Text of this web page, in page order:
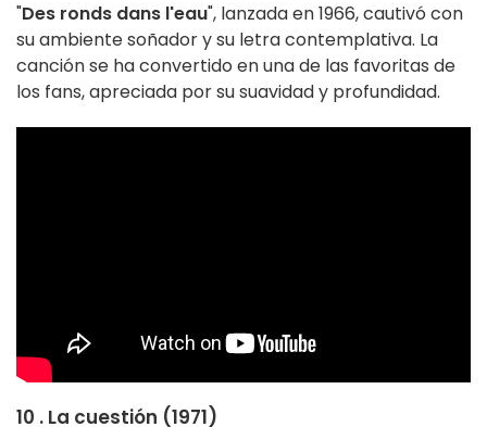
"Des ronds dans l'eau", lanzada en 1966, cautivó con
su ambiente soñador y su letra contemplativa. La
canción se ha convertido en una de las favoritas de
los fans, apreciada por su suavidad y profundidad.
10 . La cuestión (1971)